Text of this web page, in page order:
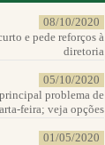
08/10/2020
e pede reforços à
diretoria
05/10/2020
problema de
feira; veja opções
01/05/2020